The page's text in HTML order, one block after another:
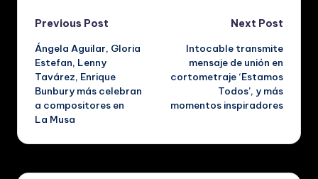
Post
navigation
Previous Post
Ángela Aguilar, Gloria
Estefan, Lenny
Tavárez, Enrique
Bunbury más celebran
a compositores en
La Musa
Next Post
Intocable transmite
mensaje de unión en
cortometraje ‘Estamos
Todos’, y más
momentos inspiradores